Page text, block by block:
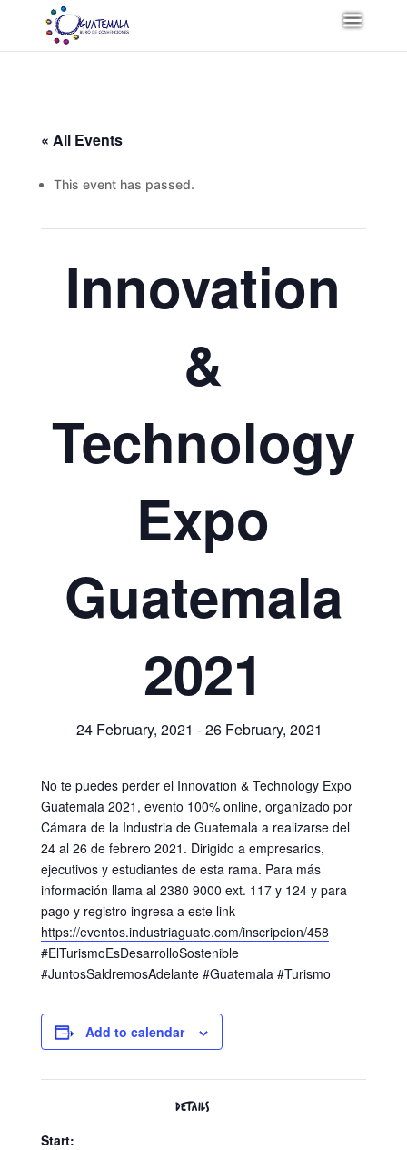
« All Events
This event has passed.
Innovation
&
Technology
Expo
Guatemala
2021
24 February, 2021 -26 February, 2021
No te puedes perder el Innovation & Technology Expo
Guatemala 2021, evento 100% online, organizado por
Cámara de la Industria de Guatemala a realizarse del
24 al 26 de febrero 2021. Dirigido a empresarios,
ejecutivos y estudiantes de esta rama. Para más
información llama al 2380 9000 ext. 117 y 124 y para
pago y registro ingresa a este link
https://eventos.industriaguate.com/inscripcion/458
#ElTurismoEsDesarrolloSostenible
#JuntosSaldremosAdelante #Guatemala #Turismo
Add to calendar
DETAILS
Start: